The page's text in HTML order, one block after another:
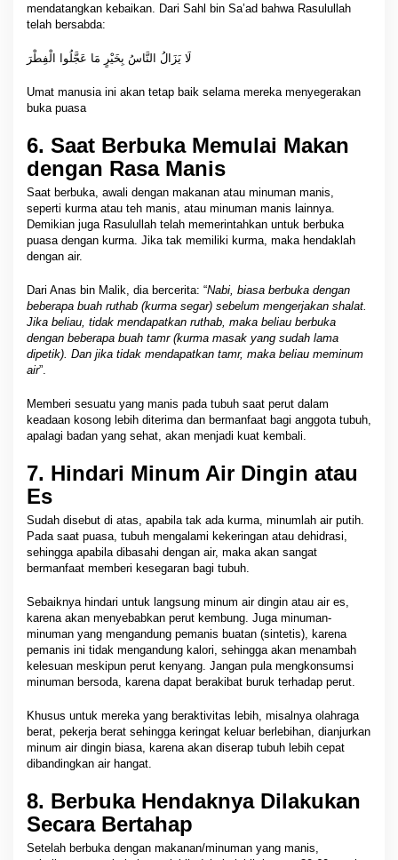
mendatangkan kebaikan. Dari Sahl bin Sa’ad bahwa Rasulullah
telah bersabda:
لَا يَزَالُ النَّاسُ بِخَيْرٍ مَا عَجَّلُوا الْفِطْرَ
Umat manusia ini akan tetap baik selama mereka menyegerakan
buka puasa
6. Saat Berbuka Memulai Makan
dengan Rasa Manis
Saat berbuka, awali dengan makanan atau minuman manis,
seperti kurma atau teh manis, atau minuman manis lainnya.
Demikian juga Rasulullah telah memerintahkan untuk berbuka
puasa dengan kurma. Jika tak memiliki kurma, maka hendaklah
dengan air.
Dari Anas bin Malik, dia bercerita: “Nabi, biasa berbuka dengan
beberapa buah ruthab (kurma segar) sebelum mengerjakan shalat.
Jika beliau, tidak mendapatkan ruthab, maka beliau berbuka
dengan beberapa buah tamr (kurma masak yang sudah lama
dipetik). Dan jika tidak mendapatkan tamr, maka beliau meminum
air”.
Memberi sesuatu yang manis pada tubuh saat perut dalam
keadaan kosong lebih diterima dan bermanfaat bagi anggota tubuh,
apalagi badan yang sehat, akan menjadi kuat kembali.
7. Hindari Minum Air Dingin atau
Es
Sudah disebut di atas, apabila tak ada kurma, minumlah air putih.
Pada saat puasa, tubuh mengalami kekeringan atau dehidrasi,
sehingga apabila dibasahi dengan air, maka akan sangat
bermanfaat memberi kesegaran bagi tubuh.
Sebaiknya hindari untuk langsung minum air dingin atau air es,
karena akan menyebabkan perut kembung. Juga minuman-
minuman yang mengandung pemanis buatan (sintetis), karena
pemanis ini tidak mengandung kalori, sehingga akan menambah
kelesuan meskipun perut kenyang. Jangan pula mengkonsumsi
minuman bersoda, karena dapat berakibat buruk terhadap perut.
Khusus untuk mereka yang beraktivitas lebih, misalnya olahraga
berat, pekerja berat sehingga keringat keluar berlebihan, dianjurkan
minum air dingin biasa, karena akan diserap tubuh lebih cepat
dibandingkan air hangat.
8. Berbuka Hendaknya Dilakukan
Secara Bertahap
Setelah berbuka dengan makanan/minuman yang manis,